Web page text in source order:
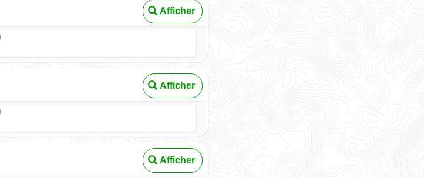
Afficher
Afficher
Afficher